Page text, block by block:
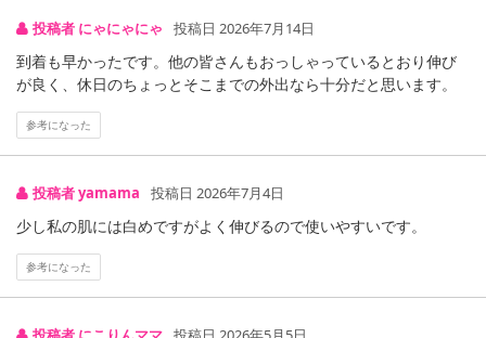
投稿者 にゃにゃにゃ 投稿日 2026年7月14日
到着も早かったです。他の皆さんもおっしゃっているとおり伸び
が良く、休日のちょっとそこまでの外出なら十分だと思います。
参考になった
投稿者 yamama 投稿日 2026年7月4日
少し私の肌には白めですがよく伸びるので使いやすいです。
参考になった